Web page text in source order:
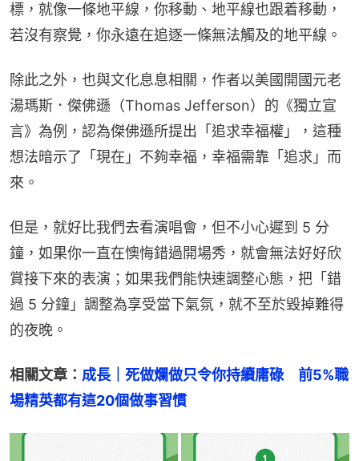
標，就像一條地平線，你移動、地平線也跟着移動，
若沒有察覺，你永遠在追逐一條無法觸及的地平線。
除此之外，也與文化息息相關，作者以美國開國元老
湯瑪斯．傑佛遜（Thomas Jefferson）的《獨立宣
言》為例，認為傑佛遜所提出「追求幸福權」，這種
想法暗示了「現在」不夠幸福，幸福需靠「追求」而
來。
但是，就好比我們去看演唱會，但不小心遲到 5 分
鐘，如果你一直在懊悔錯過開場秀，就會無法好好欣
賞接下來的表演；如果我們能快速調整心態，把「錯
過 5 分鐘」調整為享受當下氣氛，就不至於毀掉難得
的夜晚。
相關文章： 成長｜死做爛做只令你持續庸碌　前5%職
場精英都有這20個做事習慣